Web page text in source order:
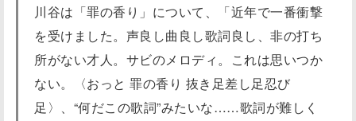
川谷は「罪の香り」について、「近年で一番衝撃
を受けました。声良し曲良し歌詞良し、非の打ち
所がない才人。サビのメロディ。これは思いつか
ない。〈おっと 罪の香り 抜き足差し足忍び
足〉、“何だこの歌詞”みたいな……歌詞が難しく